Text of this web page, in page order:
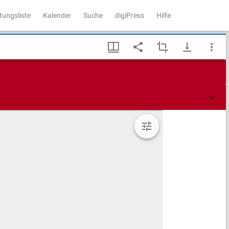
Kalender Suche digiPress Hilfe